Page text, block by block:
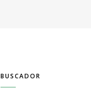
BUSCADOR